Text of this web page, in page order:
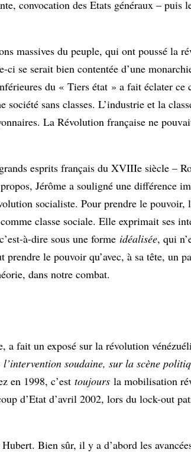
convocation des Etats généraux – puis
massives du peuple, qui ont poussé la
se serait bien contentée d’une
du « Tiers état » a fait éclater
sans classes. L’industrie et la
La Révolution française ne
esprits français du XVIIIe siècle –
Jérôme a souligné une différence
socialiste. Pour prendre le pouvoir,
classe sociale. Elle exprimait ses
à-dire sous une forme idéalisée, qui
le pouvoir qu’avec, à sa tête, un
dans notre combat.
fait un exposé sur la révolution
l’intervention soudaine, sur la scène
en 1998, c’est toujours la mobilisation
d’Etat d’avril 2002, lors du lock-out
Bien sûr, il y a d’abord les